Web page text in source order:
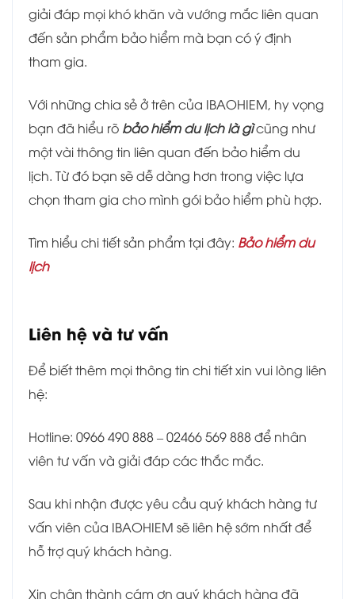
giải đáp mọi khó khăn và vướng mắc liên quan
đến sản phẩm bảo hiểm mà bạn có ý định
tham gia.
Với những chia sẻ ở trên của IBAOHIEM, hy vọng
bạn đã hiểu rõ bảo hiểm du lịch là gìcũng như
một vài thông tin liên quan đến bảo hiểm du
lịch. Từ đó bạn sẽ dễ dàng hơn trong việc lựa
chọn tham gia cho mình gói bảo hiểm phù hợp.
Tìm hiểu chi tiết sản phẩm tại đây: Bảo hiểm du
lịch
Liên hệ và tư vấn
Để biết thêm mọi thông tin chi tiết xin vui lòng liên
hệ:
Hotline: 0966 490 888 – 02466 569 888 để nhân
viên tư vấn và giải đáp các thắc mắc.
Sau khi nhận được yêu cầu quý khách hàng tư
vấn viên của IBAOHIEM sẽ liên hệ sớm nhất để
hỗ trợ quý khách hàng.
Xin chân thành cám ơn quý khách hàng đã